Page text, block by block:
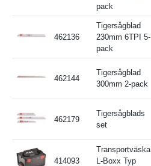
pack
462136
Tigersågblad
230mm 6TPI 5-
pack
462144
Tigersågblad
300mm 2-pack
462179
Tigersågblads
set
414093
Transportväska
L-Boxx Typ